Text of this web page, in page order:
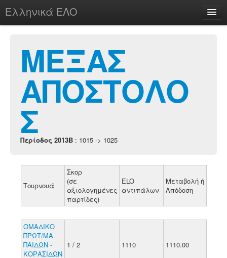
Ελληνικά ΕΛΟ
chesstu.be @ discord
Login
ΜΕΞΑΣ
ΑΠΟΣΤΟΛΟ
Σ
Περίοδος 2013B : 1015 -> 1025
Τουρνουά
Σκορ
(σε
αξιολογημένες
παρτίδες)
ELO
αντιπάλων
Μεταβολή ή
Απόδοση
ΟΜΑΔΙΚΟ
ΠΡΩΤ/ΜΑ
ΠΑΙΔΩΝ -
ΚΟΡΑΣΙΔΩΝ
1 / 2 1110 1110.00